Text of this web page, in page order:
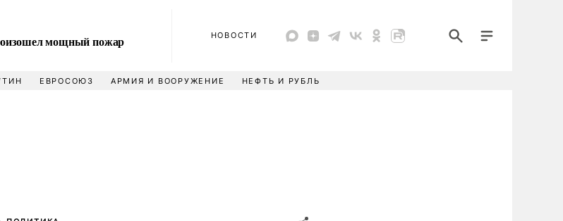
мощный пожар НОВОСТИ
ЕВРОСОЮЗ АРМИЯ И ВООРУЖЕНИЕ НЕФТЬ И РУБЛЬ